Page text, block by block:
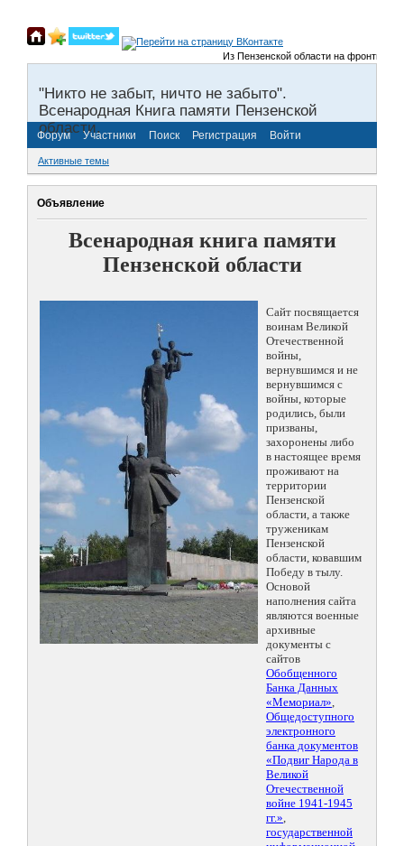
Из Пензенской области на фронты
"Никто не забыт, ничто не забыто".
Всенародная Книга памяти Пензенской
области.
Форум Участники Поиск Регистрация Войти
Активные темы
Объявление
Всенародная книга памяти
Пензенской области
Сайт посвящается
воинам Великой
Отечественной
войны,
вернувшимся и не
вернувшимся с
войны, которые
родились, были
призваны,
захоронены либо
в настоящее время
проживают на
территории
Пензенской
области, а также
труженикам
Пензенской
области, ковавшим
Победу в тылу.
Основой
наполнения сайта
являются военные
архивные
документы с
сайтов
Обобщенного
Банка Данных
«Мемориал»,
Общедоступного
электронного
банка документов
«Подвиг Народа в
Великой
Отечественной
войне 1941-1945
гг.»,
государственной